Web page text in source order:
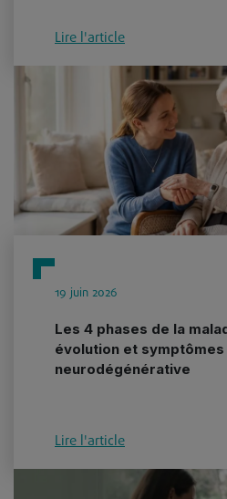
Lire l'article
19 juin 2026
Les 4 phases de la
évolution et
neurodégénérative
Lire l'article